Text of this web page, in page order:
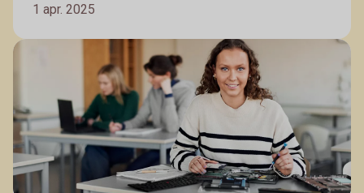
sig värdet av pengar och utveckla goda ekonomiska
vanor tidigt i livet. Men det finns en del att tänka på
för unga som ska börja jobba. Vi har listat 5 saker att
1 apr. 2025